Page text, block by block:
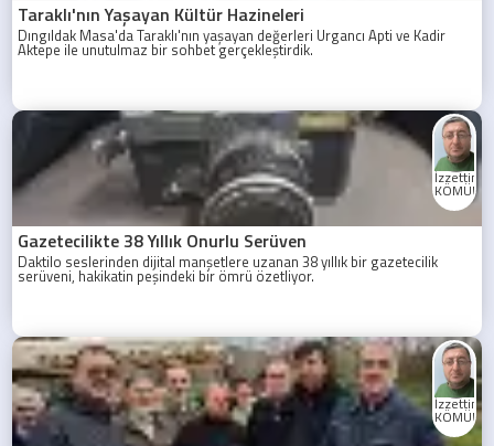
Taraklı'nın Yaşayan Kültür Hazineleri
Dıngıldak Masa'da Taraklı'nın yaşayan değerleri Urgancı Apti ve Kadir
Aktepe ile unutulmaz bir sohbet gerçekleştirdik.
Gazetecilikte 38 Yıllık Onurlu Serüven
Daktilo seslerinden dijital manşetlere uzanan 38 yıllık bir gazetecilik
serüveni, hakikatin peşindeki bir ömrü özetliyor.
İzzettin
İzzettin